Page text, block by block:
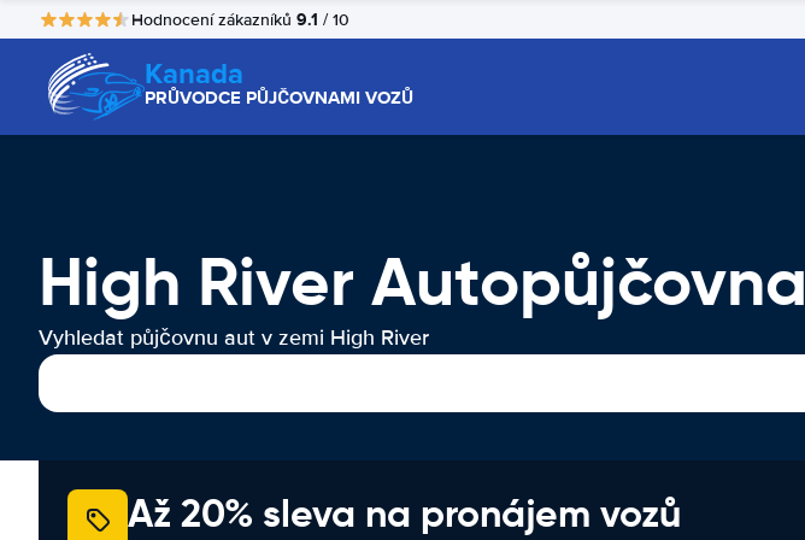
Hodnocení zákazníků 9.1 / 10
Kanada
PRŮVODCE PŮJČOVNAMI VOZŮ
High River Autopůjčovna
Vyhledat půjčovnu aut v zemi High River
Až 20% sleva na pronájem vozů